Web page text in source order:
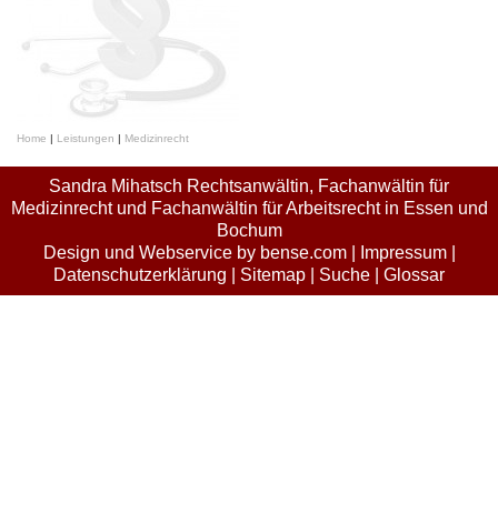
Home | Leistungen | Medizinrecht
Sandra Mihatsch Rechtsanwältin, Fachanwältin für
Medizinrecht und Fachanwältin für Arbeitsrecht in Essen und
Bochum
Design und Webservice by bense.com| Impressum|
Datenschutzerklärung
Sitemap Suche Glossar